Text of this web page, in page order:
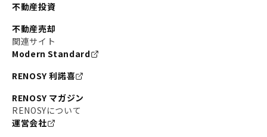
不動産投資
不動産売却
関連サイト
Modern Standard
RENOSY 利諾喜
RENOSY マガジン
RENOSYについて
運営会社